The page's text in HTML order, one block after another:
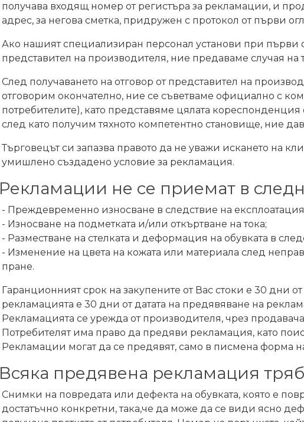
получава входящ номер от регистъра за рекламации, и
адрес, за негова сметка, придружен с протокол от първи
Ако нашият специализиран персонал установи при първи
представител на производителя, ние предаваме случая на
След получаването на отговор от представител на
отговорим окончателно, ние се съветваме официално с
потребителите), като представяме цялата
след като получим тяхното компетентно становище, ние
Търговецът си запазва правото да не уважи искането на
умишлено създадено условие за рекламация.
Рекламации не се приемат в
- Преждевременно износване в следствие на
- Износване на подметката и/или откъртване на тока;
- Разместване на стелката и деформация на обувката в
- Изменение на цвета на кожата или материала след
пране.
Гаранционният срок на закупените от Вас стоки е 30 дни
рекламацията е 30 дни от датата на предявяване на
Рекламацията се урежда от производителя, чрез продавача
Потребителят има право да предяви рекламация, като
Рекламации могат да се предявят, само в писмена форма
Всяка предявена рекламация
Снимки на повредата или дефекта на обувката, която е
достатъчно конкретни, така,че да може да се види ясно